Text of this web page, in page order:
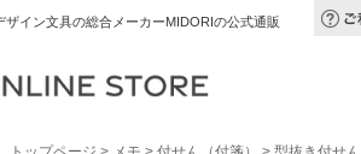
ザイン文具の総合メーカーMIDORIの公式通販